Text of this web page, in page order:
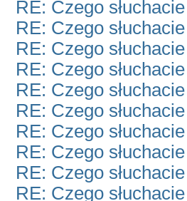
RE: Czego
RE: Czego
RE: Czego
RE: Czego
RE: Czego
RE: Czego
RE: Czego
RE: Czego
RE: Czego
RE: Czego